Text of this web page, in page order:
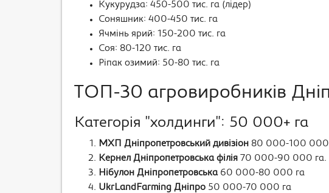
Кукурудза: 450-500 тис. га (лідер)
Соняшник: 400-450 тис. га
Ячмінь ярий: 150-200 тис. га
Соя: 80-120 тис. га
Ріпак озимий: 50-80 тис. га
ТОП-30 агровиробників
Категорія "холдинги": 50 000+ га
МХП Дніпропетровський дивізіон 80 000-100 000
Кернел Дніпропетровська філія 70 000-90 000 га.
Нібулон Дніпропетровська60 000-80 000 га
UkrLandFarming Дніпро 50 000-70 000 га